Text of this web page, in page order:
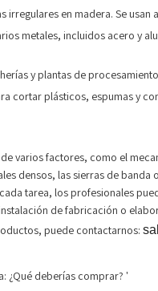
irregulares en madera. Se
metales, incluidos acero y
y plantas de
cortar plásticos, espumas y
varios factores, como el
densos, las sierras de
tarea, los profesionales
de fabricación o
puede contactarnos:
¿Qué deberías comprar? '